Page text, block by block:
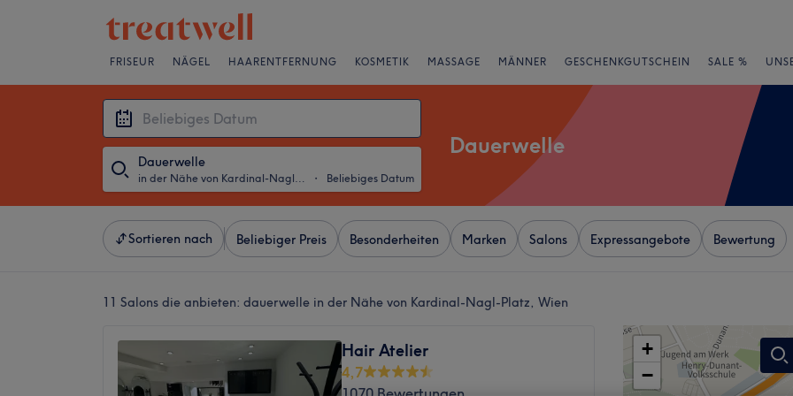
FRISEUR NÄGEL HAARENTFERNUNG KOSMETIK MASSAGE MÄNNER GESCHENKGUTSCHEIN SALE %
Dauerwelle
in der Nähe von Kardinal-Nagl-Platz, Wien ・ Beliebiges Datum
Dauerwelle
Sortieren nach Beliebiger Preis Besonderheiten Marken Salons Expressangebote Bewertung
11 Salons die anbieten: dauerwelle in der Nähe von Kardinal-Nagl-Platz, Wien
Hair Atelier
4,7
+
−